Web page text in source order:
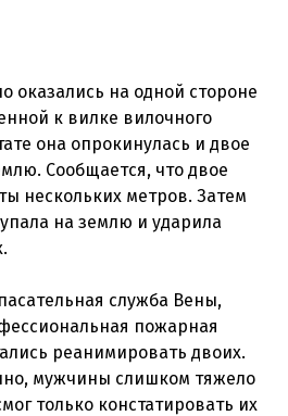
оказались на одной стороне
к вилке вилочного
она опрокинулась и двое
Сообщается, что двое
нескольких метров. Затем
на землю и ударила
служба Вены,
пожарная
реанимировать двоих.
мужчины слишком тяжело
только констатировать их